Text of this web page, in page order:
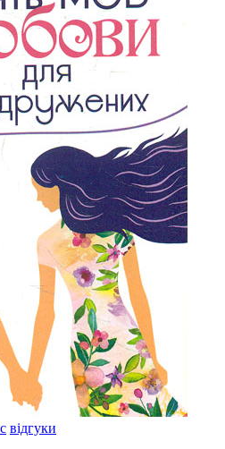
відгуки